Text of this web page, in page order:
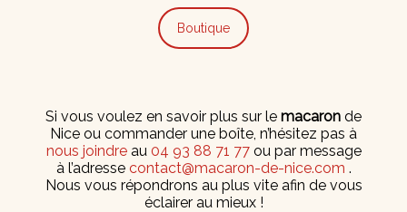
Boutique
Si vous voulez en savoir plus sur le macaron de
Nice ou commander une boîte, n’hésitez pas à
nous joindreau 04 93 88 71 77ou par message
à l’adresse contact@macaron-de-nice.com .
Nous vous répondrons au plus vite afin de vous
éclairer au mieux !